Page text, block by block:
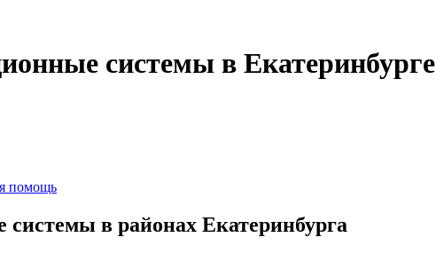
системы в Екатеринбурге
помощь
в районах Екатеринбурга